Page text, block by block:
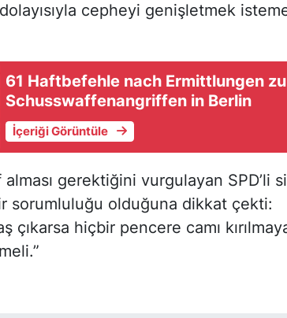
dolayısıyla cepheyi genişletmek
61 Haftbefehle nach Ermittlungen zu
Schusswaffenangriffen in Berlin
İçeriği Görüntüle
alması gerektiğini vurgulayan SPD’li
sorumluluğu olduğuna dikkat çekti:
çıkarsa hiçbir pencere camı